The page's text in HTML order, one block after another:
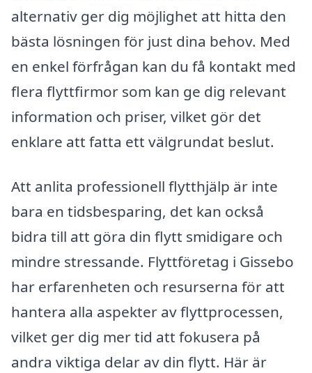
alternativ ger dig möjlighet att hitta den
bästa lösningen för just dina behov. Med
en enkel förfrågan kan du få kontakt med
flera flyttfirmor som kan ge dig relevant
information och priser, vilket gör det
enklare att fatta ett välgrundat beslut.
Att anlita professionell flytthjälp är inte
bara en tidsbesparing, det kan också
bidra till att göra din flytt smidigare och
mindre stressande. Flyttföretag i Gissebo
har erfarenheten och resurserna för att
hantera alla aspekter av flyttprocessen,
vilket ger dig mer tid att fokusera på
andra viktiga delar av din flytt. Här är